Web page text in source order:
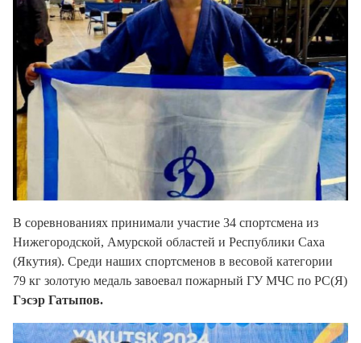
В соревнованиях принимали участие 34 спортсмена из
Нижегородской, Амурской областей и Республики Саха
(Якутия). Среди наших спортсменов в весовой категории
79 кг золотую медаль завоевал пожарный ГУ МЧС по РС(Я)
Гэсэр Гатыпов.